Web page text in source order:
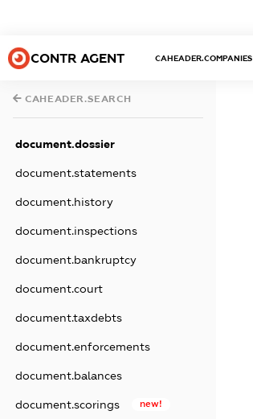
CONTR AGENT CAHEADER.COMPANIES
CAHEADER.SEARCH
document.dossier
document.statements
document.history
document.inspections
document.bankruptcy
document.court
document.taxdebts
document.enforcements
document.balances
document.scorings new!